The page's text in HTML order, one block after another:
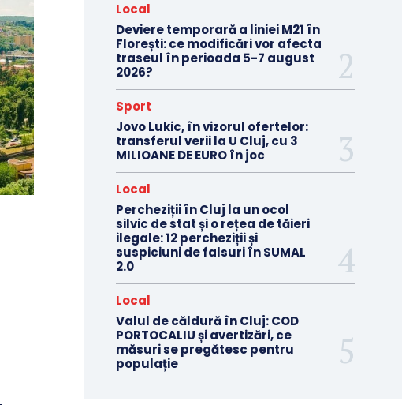
Local
Deviere temporară a liniei M21 în
Florești: ce modificări vor afecta
traseul în perioada 5-7 august
2026?
Sport
Jovo Lukic, în vizorul ofertelor:
transferul verii la U Cluj, cu 3
MILIOANE DE EURO în joc
Local
Percheziții în Cluj la un ocol
silvic de stat și o rețea de tăieri
ilegale: 12 percheziții și
suspiciuni de falsuri în SUMAL
2.0
Local
Valul de căldură în Cluj: COD
PORTOCALIU și avertizări, ce
măsuri se pregătesc pentru
populație